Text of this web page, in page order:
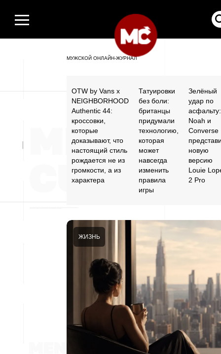
МУЖСКОЙ ОНЛАЙН-ЖУРНАЛ
OTW by Vans x
NEIGHBORHOOD
Authentic 44:
кроссовки,
которые
доказывают, что
настоящий стиль
рождается не из
громкости, а из
характера
Татуировки
без боли:
британцы
придумали
технологию,
которая
может
навсегда
изменить
правила
игры
Зелёный
удар по
асфальту:
Noah и
Converse
новую
версию
Louie
2 Pro
ЖИЗНЬ